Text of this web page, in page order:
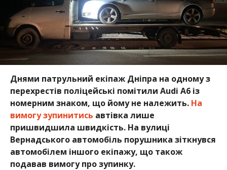
Днями патрульний екіпаж Дніпра на одному з
перехрестів поліцейські помітили Audi A6 із
номерним знаком, що йому не належить. На
вимогу зупинитись автівка лише
пришвидшила швидкість. На вулиці
Вернадського автомобіль порушника зіткнувся
автомобілем іншого екіпажу, що також
подавав вимогу про зупинку.